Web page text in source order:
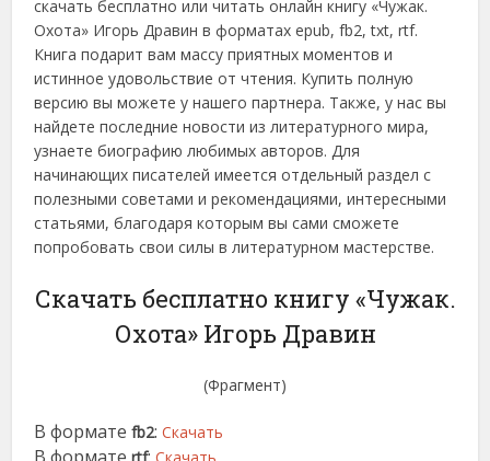
скачать бесплатно или читать онлайн книгу «Чужак.
Охота» Игорь Дравин в форматах epub, fb2, txt, rtf.
Книга подарит вам массу приятных моментов и
истинное удовольствие от чтения. Купить полную
версию вы можете у нашего партнера. Также, у нас вы
найдете последние новости из литературного мира,
узнаете биографию любимых авторов. Для
начинающих писателей имеется отдельный раздел с
полезными советами и рекомендациями, интересными
статьями, благодаря которым вы сами сможете
попробовать свои силы в литературном мастерстве.
Скачать бесплатно книгу «Чужак.
Охота» Игорь Дравин
(Фрагмент)
В форматеfb2:Скачать